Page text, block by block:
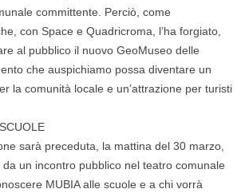
committente. Perciò, come
con Space e Quadricroma, l’ha forgiato,
al pubblico il nuovo GeoMuseo delle
che auspichiamo possa diventare un
la comunità locale e un’attrazione per turisti
sarà preceduta, la mattina del 30 marzo,
un incontro pubblico nel teatro comunale
MUBIA alle scuole e a chi vorrà